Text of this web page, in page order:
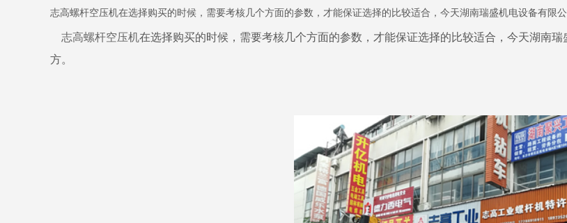
志高螺杆空压机在选择购买的时候，需要考核几个方面的参数，才能保证选择的比较适合，今天湖南瑞盛机电设备有限
志高螺杆空压机在选择购买的时候，需要考核几个方面的参数，才能保证选择的比较适合，今天湖南
方。